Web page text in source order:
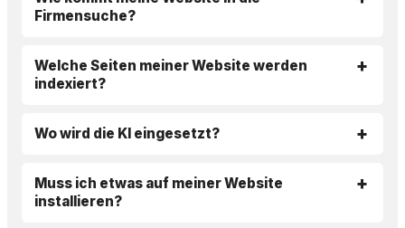
Firmensuche?
Welche Seiten meiner Website werden
indexiert?
Wo wird die KI eingesetzt?
Muss ich etwas auf meiner Website
installieren?